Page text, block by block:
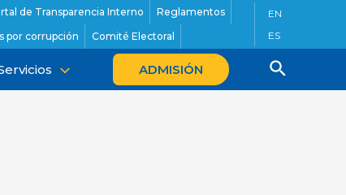
de Transparencia Interno
Reglamentos
por corrupción Comité Electoral
EN
ES
ADMISIÓN